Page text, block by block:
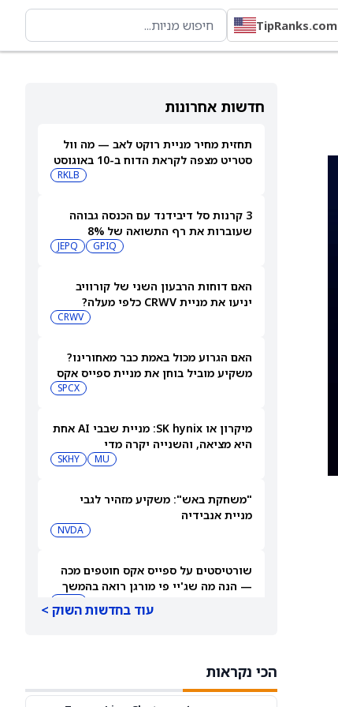
TipRanks.com
חדשות אחרונות
תחזית מחיר מניית רוקט לאב — מה וול
סטריט מצפה לקראת הדוח ב-10 באוגוסט
RKLB
3 קרנות סל דיבידנד עם הכנסה גבוהה
שעוברות את רף התשואה של 8%
GPIQ
JEPQ
האם דוחות הרבעון השני של קורוויב
יניעו את מניית CRWV כלפי מעלה?
CRWV
האם הגרוע מכול באמת כבר מאחורינו?
משקיע מוביל בוחן את מניית ספייס אקס
SPCX
מיקרון או SK hynix: מניית שבבי AI אחת
היא מציאה, והשנייה יקרה מדי
MU
SKHY
"משחקת באש": משקיע מזהיר לגבי
מניית אנבידיה
NVDA
שורטיסטים על ספייס אקס חוטפים מכה
— הנה מה שג'יי פי מורגן רואה בהמשך
הבא… אבל המותג Cursor עלול להיעלם
עוד בחדשות השוק >
הכי נקראות